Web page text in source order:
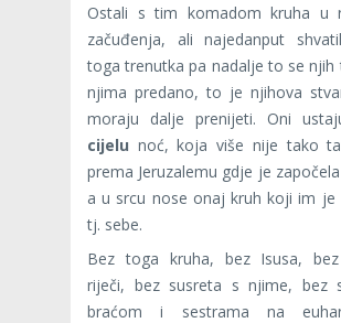
Ostali s tim komadom kruha u
začuđenja, ali najedanput
toga trenutka pa nadalje to se njih
njima predano, to je njihova
moraju dalje prenijeti. Oni
cijelu noć, koja više nije tako
prema Jeruzalemu gdje je
a u srcu nose onaj kruh koji im je
tj. sebe.
Bez toga kruha, bez Isusa,
riječi, bez susreta s njime, bez
braćom i sestrama na